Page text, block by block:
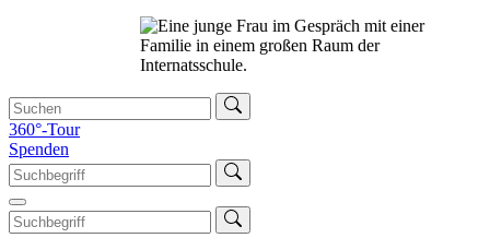
360°-Tour
Spenden